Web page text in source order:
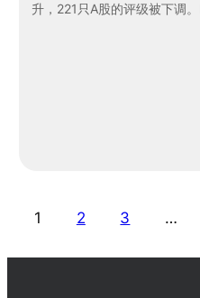
升，221只A股的评级被下调
1 2 3 …